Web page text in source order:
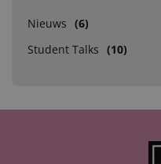
Nieuws (6)
Student Talks (10)